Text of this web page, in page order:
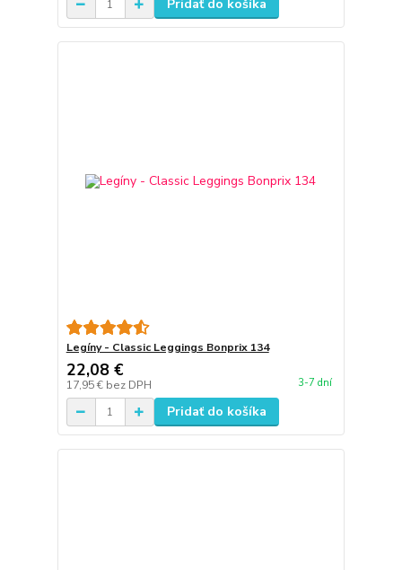
Pridať do košíka
Legíny - Classic Leggings Bonprix 134
22,08 €
17,95 € bez DPH 3-7 dní
Pridať do košíka